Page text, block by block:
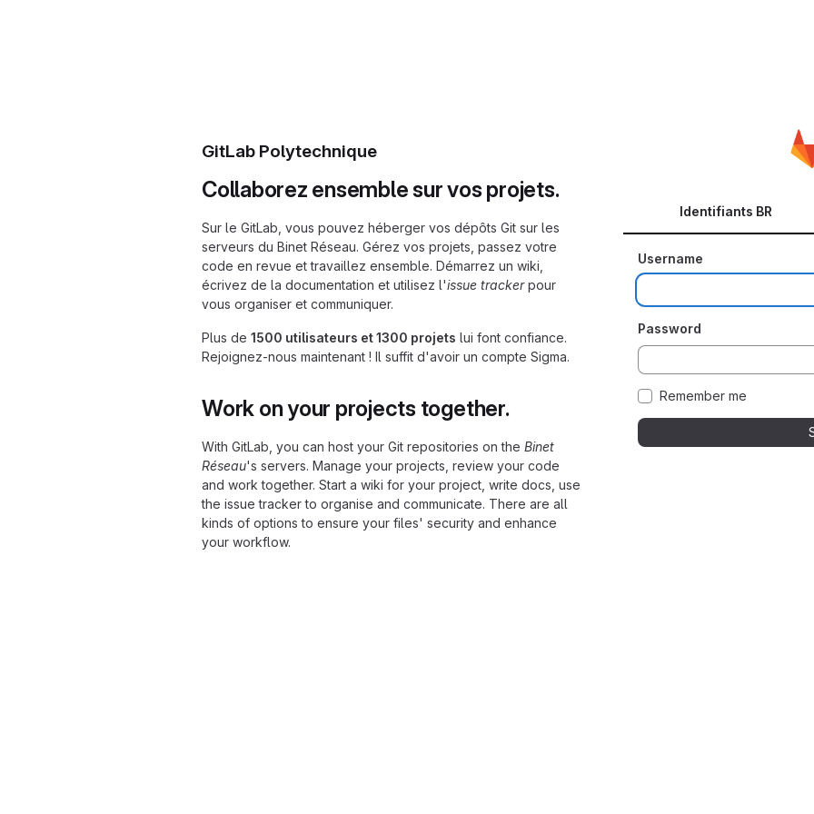
GitLab Polytechnique
Collaborez ensemble sur vos projets.
Sur le GitLab, vous pouvez héberger vos dépôts Git sur les
serveurs du Binet Réseau. Gérez vos projets, passez votre
code en revue et travaillez ensemble. Démarrez un wiki,
écrivez de la documentation et utilisez l'issue trackerpour
vous organiser et communiquer.
Plus de 1500 utilisateurs et 1300 projets lui font confiance.
Rejoignez-nous maintenant ! Il suffit d'avoir un compte Sigma.
Work on your projects together.
With GitLab, you can host your Git repositories on the Binet
Réseau's servers. Manage your projects, review your code
and work together. Start a wiki for your project, write docs, use
the issue tracker to organise and communicate. There are all
kinds of options to ensure your files' security and enhance
your workflow.
Identifiants BR
Username
Password
Remember me